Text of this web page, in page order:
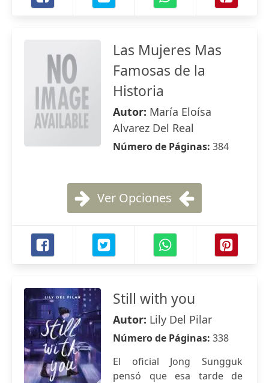
Las Mujeres Mas
Famosas de la
Historia
Autor: María Eloísa
Alvarez Del Real
Número de Páginas: 384
Ver Opciones
Still with you
Autor: Lily Del Pilar
Número de Páginas: 338
El oficial Jong Sungguk
pensó que esa tarde de